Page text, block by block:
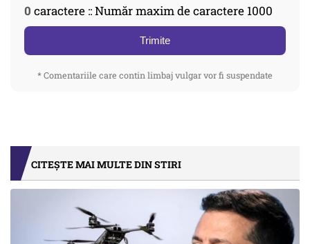
0 caractere :: Număr maxim de caractere 1000
Trimite
* Comentariile care contin limbaj vulgar vor fi suspendate
CITEȘTE MAI MULTE DIN STIRI